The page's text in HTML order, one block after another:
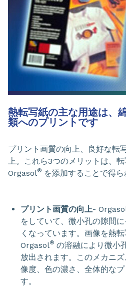
熱転写紙の主な用途は、
類へのプリントです
プリント画質の向上、良好な転
上。これら3つのメリットは、
Orgasol® を添加することで得ら
プリント画質の向上-
をしていて、微小孔の隙間
くなっています。画像を熱転
Orgasol® の溶融により微小
放出されます。このメカニ
像度、色の濃さ、全体的な
す。